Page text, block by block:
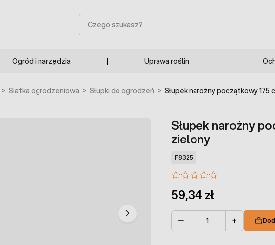
Szukaj
Ogród i narzędzia Uprawa roślin
> Siatka ogrodzeniowa > Słupki do ogrodzeń > Słupek narożny początkowy 175
Słupek narożny
zielony
F8325
59,34 zł